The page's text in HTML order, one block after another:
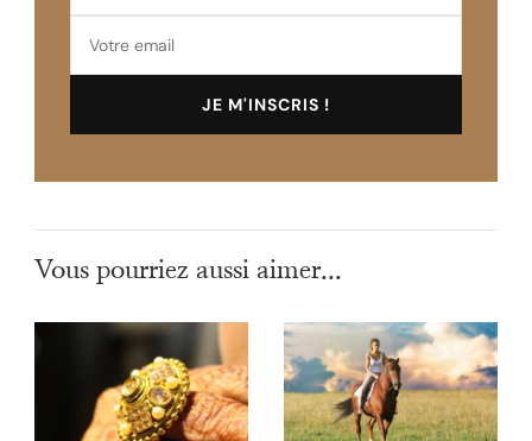
Vous pourriez aussi aimer...